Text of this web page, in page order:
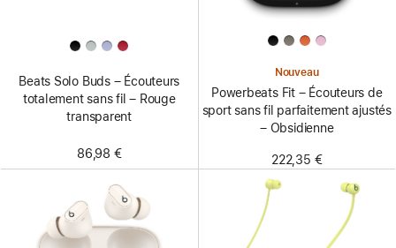
Beats Solo Buds – Écouteurs
totalement sans fil – Rouge
transparent
86,98 €
Nouveau
Powerbeats Fit – Écouteurs de
sport sans fil parfaitement ajustés
– Obsidienne
222,35 €